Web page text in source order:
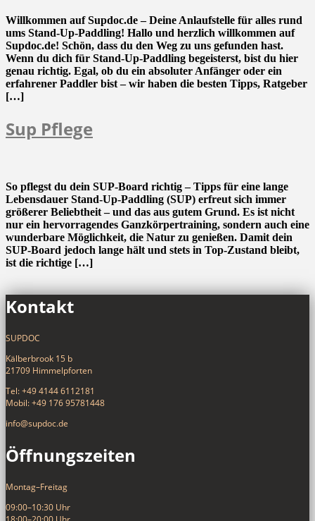
Willkommen auf Supdoc.de – Deine Anlaufstelle für alles rund
ums Stand-Up-Paddling! Hallo und herzlich willkommen auf
Supdoc.de! Schön, dass du den Weg zu uns gefunden hast.
Wenn du dich für Stand-Up-Paddling begeisterst, bist du hier
genau richtig. Egal, ob du ein absoluter Anfänger oder ein
erfahrener Paddler bist – wir haben die besten Tipps, Ratgeber
[…]
Sup Pflege
So pflegst du dein SUP-Board richtig – Tipps für eine lange
Lebensdauer Stand-Up-Paddling (SUP) erfreut sich immer
größerer Beliebtheit – und das aus gutem Grund. Es ist nicht
nur ein hervorragendes Ganzkörpertraining, sondern auch eine
wunderbare Möglichkeit, die Natur zu genießen. Damit dein
SUP-Board jedoch lange hält und stets in Top-Zustand bleibt,
ist die richtige […]
Kontakt
SUPDOC
Kälberbrook 15 b
21709 Himmelpforten
Tel: +49 4144 6112181
Mobil: +49 176 95781448
info@supdoc.de
Öffnungszeiten
Montag–Freitag
09:00–10:30 Uhr